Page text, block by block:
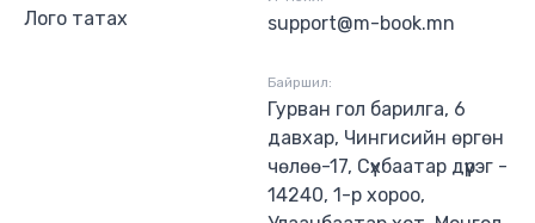
Лого татах
support@m-book.mn
Байршил:
Гурван гол барилга, 6
давхар, Чингисийн өргөн
чөлөө-17, Сүхбаатар дүүрэг -
14240, 1-р хороо,